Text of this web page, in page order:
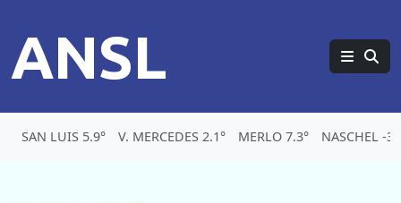
ANSL
SAN LUIS 5.9° V. MERCEDES 2.1° MERLO 7.3° NASCHEL -